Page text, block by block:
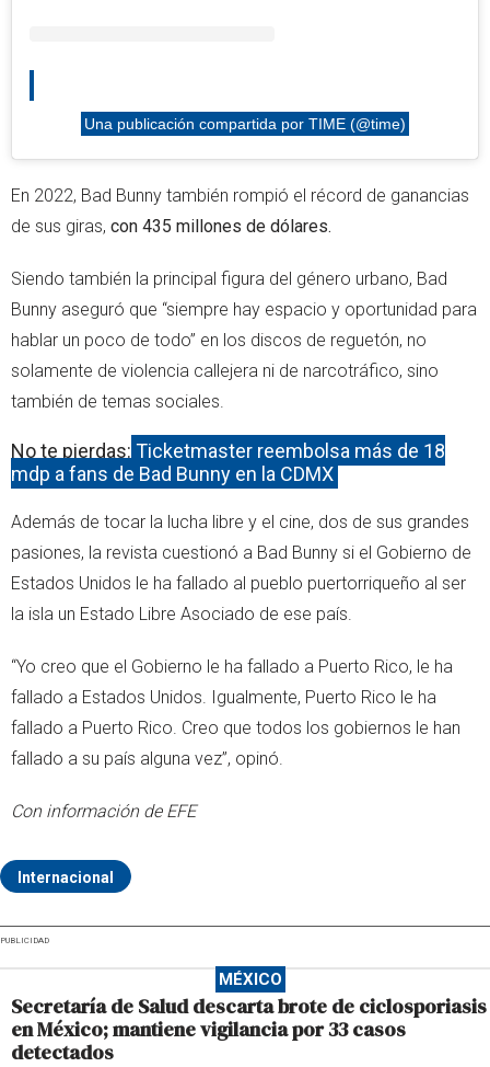
Una publicación compartida por TIME (@time)
En 2022, Bad Bunny también rompió el récord de ganancias
de sus giras, con 435 millones de dólares.
Siendo también la principal figura del género urbano, Bad
Bunny aseguró que “siempre hay espacio y oportunidad para
hablar un poco de todo” en los discos de reguetón, no
solamente de violencia callejera ni de narcotráfico, sino
también de temas sociales.
No te pierdas: Ticketmaster reembolsa más de 18
mdp a fans de Bad Bunny en la CDMX
Además de tocar la lucha libre y el cine, dos de sus grandes
pasiones, la revista cuestionó a Bad Bunny si el Gobierno de
Estados Unidos le ha fallado al pueblo puertorriqueño al ser
la isla un Estado Libre Asociado de ese país.
“Yo creo que el Gobierno le ha fallado a Puerto Rico, le ha
fallado a Estados Unidos. Igualmente, Puerto Rico le ha
fallado a Puerto Rico. Creo que todos los gobiernos le han
fallado a su país alguna vez”, opinó.
Con información de EFE
Internacional
PUBLICIDAD
MÉXICO
Secretaría de Salud descarta brote de ciclosporiasis
en México; mantiene vigilancia por 33 casos
detectados